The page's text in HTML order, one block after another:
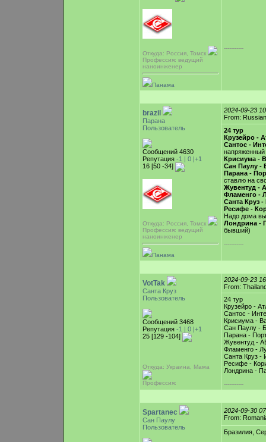
Откуда: Россия, Томск
Профессия: ведущий
наноинженер
Панама
-----------
brazil
Парана
Пользователь
Сообщений 4630
Репутация -1 | 0 |+1
16 [50 -34]
Откуда: Россия, Томск
Профессия: ведущий
наноинженер
Панама
2024-09-23
From:
24 тур
Крузейро -
Сантос -
напряженный
Крисиума -
Сан Паулу -
Парана -
ставлю на
Жувентуд -
Фламенго -
Санта Круз -
Ресифе -
Надо дома
Лондрина -
бывший)
-----------
VotTak
Санта Круз
Пользователь
Сообщений 3468
Репутация -1 | 0 |+1
25 [129 -104]
Откуда: Украина, Мама
Профессия:
2024-09-23
From:
24 тур
Крузейро -
Сантос -
Крисиума -
Сан Паулу -
Парана -
Жувентуд -
Фламенго -
Санта Круз -
Ресифе -
Лондрина -
-----------
Spartanec
Сан Паулу
Пользователь
2024-09-30
From:
Бразилия,